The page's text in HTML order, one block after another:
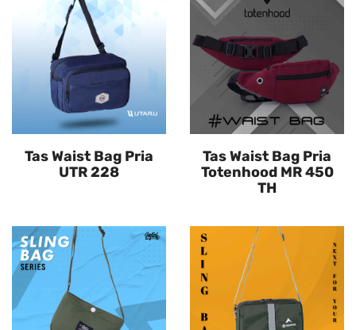
Tas Waist Bag Pria
UTR 228
Tas Waist Bag Pria
Totenhood MR 450
TH